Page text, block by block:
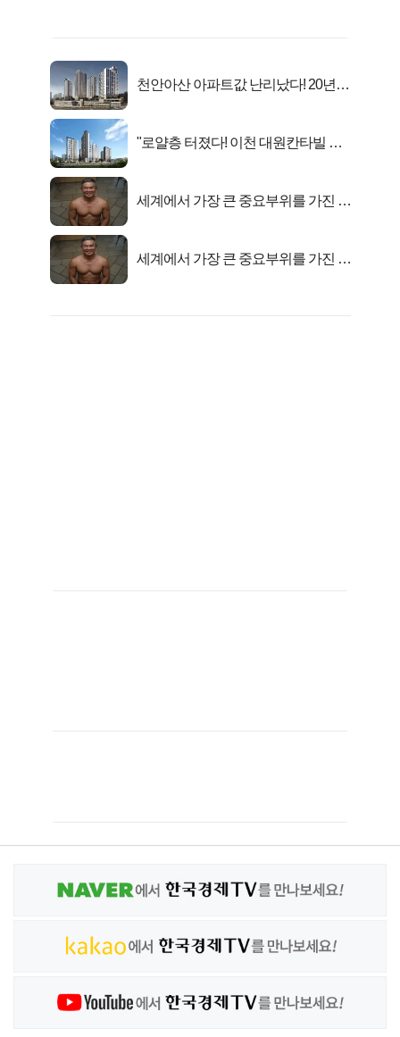
천안아산 아파트값 난리났다! 20년
"로얄층 터졌다! 이천 대원칸타빌 잔
세계에서 가장 큰 중요부위를 가진 남
세계에서 가장 큰 중요부위를 가진 남